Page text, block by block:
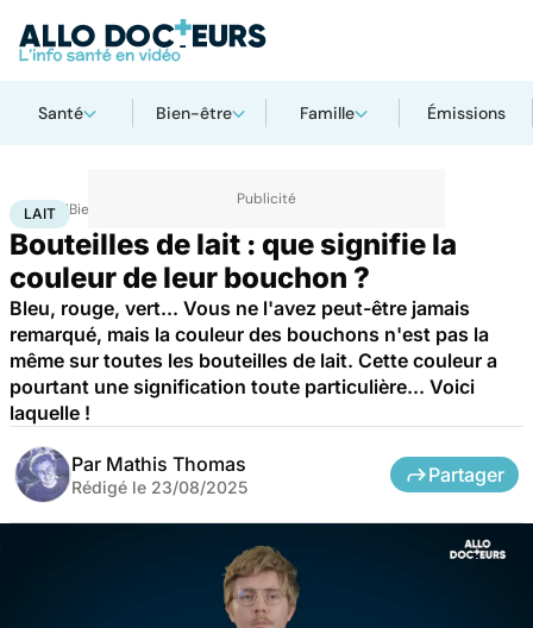
Santé Bien-être Famille Émissions
AccueilBien-être
LAIT
Bouteilles de lait : que signifie la
couleur de leur bouchon ?
Bleu, rouge, vert... Vous ne l'avez peut-être jamais
remarqué, mais la couleur des bouchons n'est pas la
même sur toutes les bouteilles de lait. Cette couleur a
pourtant une signification toute particulière... Voici
laquelle !
Par Mathis Thomas
Rédigé le 23/08/2025
Partager